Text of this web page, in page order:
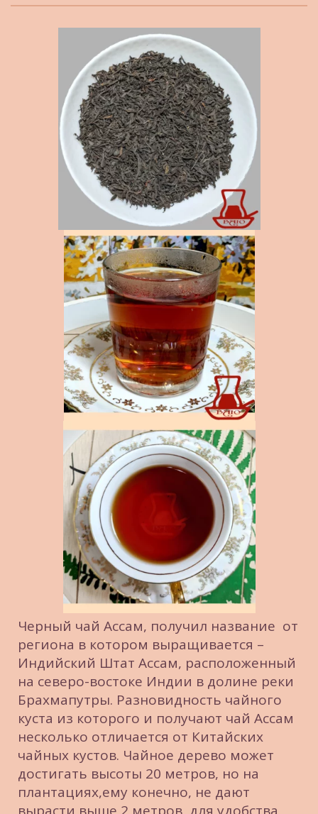
Черный чай Ассам, получил название  от
региона в котором выращивается –
Индийский Штат Ассам, расположенный
на северо-востоке Индии в долине реки
Брахмапутры. Разновидность чайного
куста из которого и получают чай Ассам
несколько отличается от Китайских
чайных кустов. Чайное дерево может
достигать высоты 20 метров, но на
плантациях,ему конечно, не дают